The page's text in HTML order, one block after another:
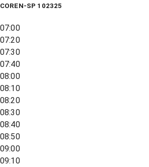
COREN-SP 102325
07:00
07:20
07:30
07:40
08:00
08:10
08:20
08:30
08:40
08:50
09:00
09:10